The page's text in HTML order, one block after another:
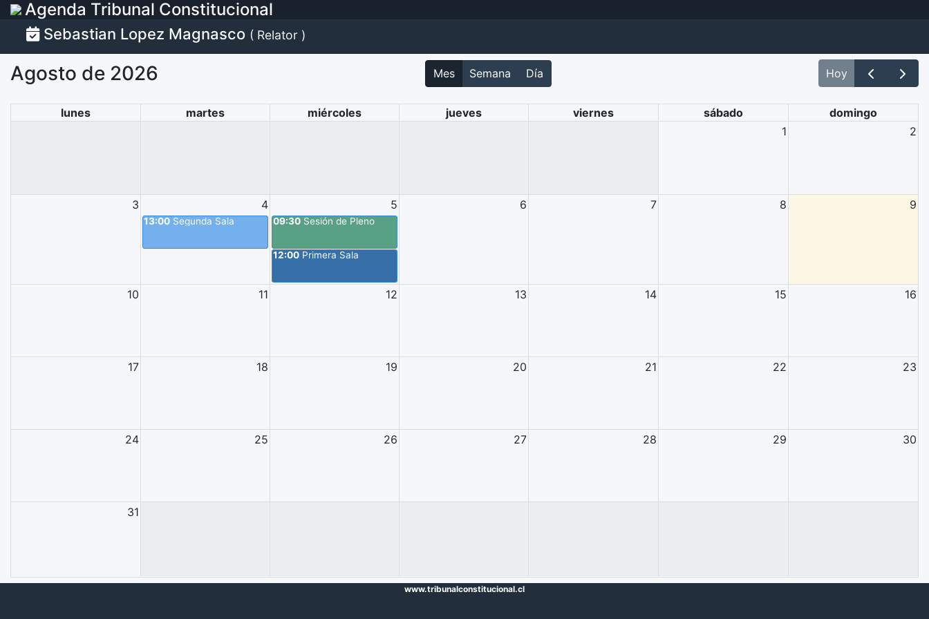
Agenda Tribunal Constitucional
Sebastian Lopez Magnasco ( Relator )
agosto de 2026 Mes Semana Día Hoy
lunes martes miércoles jueves viernes sábado
domingo
1
2
3 4 5 6 7 8 9
13:00 Segunda Sala 09:30 Sesión de Pleno
12:00 Primera Sala
10 11 12 13 14 15 16
17 18 19 20 21 22 23
24 25 26 27 28 29 30
31
www.tribunalconstitucional.cl